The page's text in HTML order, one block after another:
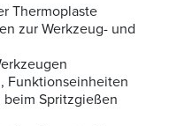
Thermoplaste
zur Werkzeug- und
Funktionseinheiten
Spritzgießen